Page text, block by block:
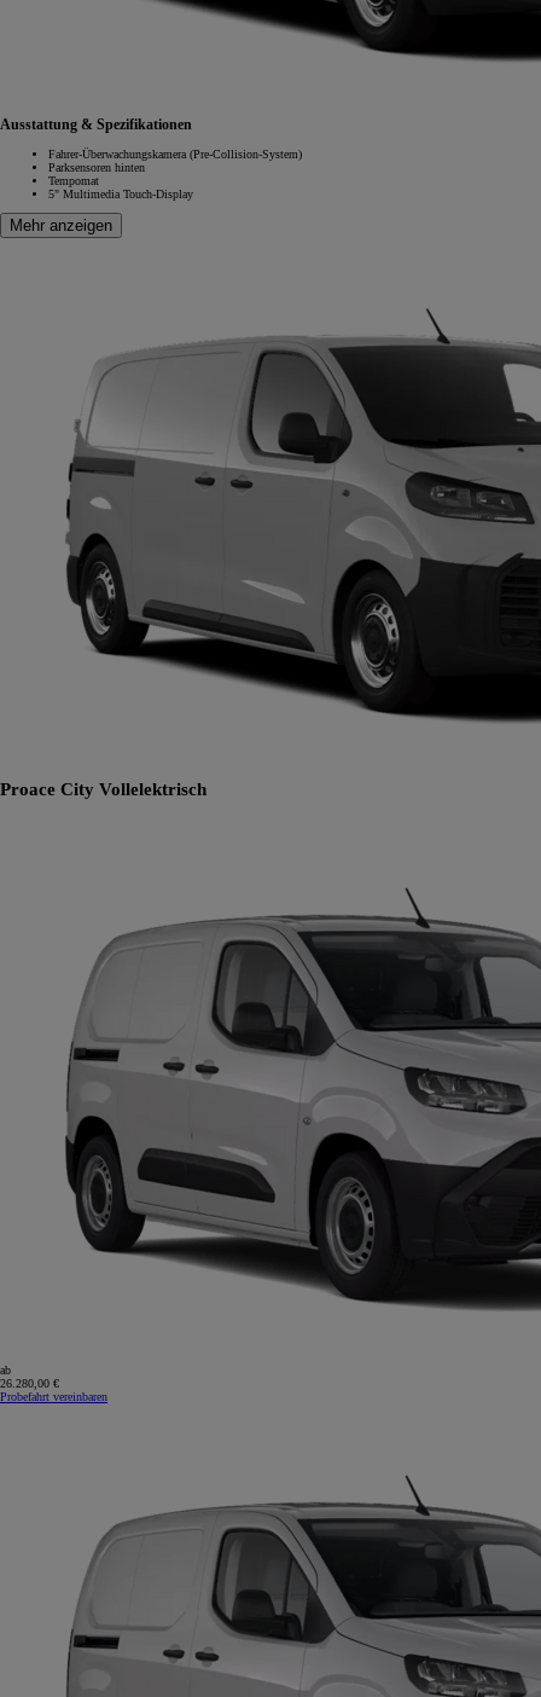
Ausstattung & Spezifikationen
Fahrer-Überwachungskamera (Pre-Collision-System)
Parksensoren hinten
Tempomat
5" Multimedia Touch-Display
Mehr anzeigen
Proace City Vollelektrisch
ab
26.280,00 €
Probefahrt vereinbaren